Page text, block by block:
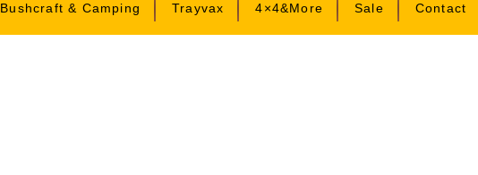
Bushcraft & Camping Trayvax 4×4&More Sale Contact